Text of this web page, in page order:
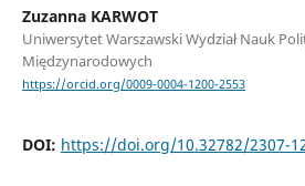
Zuzanna KARWOT
Uniwersytet Warszawski Wydział Nauk
Międzynarodowych
https://orcid.org/0009-0004-1200-2553
DOI: https://doi.org/10.32782/2307-